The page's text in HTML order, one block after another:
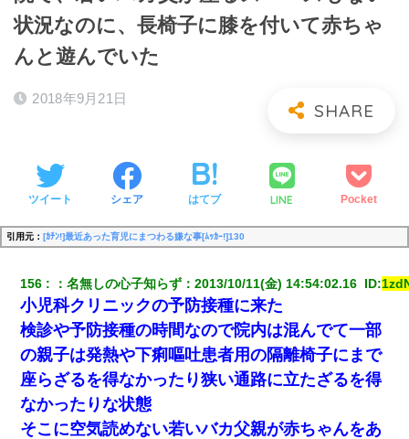
状況なのに、長椅子に膝を付いて赤ちゃ
んと遊んでいた
2018年9月21日
ツイート シェア はてブ LINE Pocket
引用元： [ｶﾁﾝ!]最近あった育児にまつわる嫌な事[ﾑｯｶｰ!]130
156 ：名無しの心子知らず ：2013/10/11(金) 14:54:02.16 ID:
小児科クリニックの予防接種に来た
検診や予防接種の時間なので院内は混んでて一部
の親子は発熱や下痢嘔吐患者用の隔離椅子にまで
座らざるを得なかったり狭い通路に立たざるを得
なかったりな状態
そこに空気読めない若いバカ父親が赤ちゃんをあ